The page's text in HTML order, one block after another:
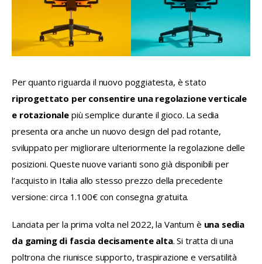
Per quanto riguarda il nuovo poggiatesta, è stato
riprogettato per consentire una regolazione verticale
e rotazionale più semplice durante il gioco. La sedia
presenta ora anche un nuovo design del pad rotante,
sviluppato per migliorare ulteriormente la regolazione delle
posizioni. Queste nuove varianti sono già disponibili per
l’acquisto in Italia allo stesso prezzo della precedente
versione: circa 1.100€ con consegna gratuita.
Lanciata per la prima volta nel 2022, la Vantum è una sedia
da gaming di fascia decisamente alta. Si tratta di una
poltrona che riunisce supporto, traspirazione e versatilità